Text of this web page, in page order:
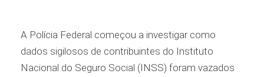
A Polícia Federal começou a investigar como
dados sigilosos de contribuintes do Instituto
Nacional do Seguro Social (INSS) foram vazados